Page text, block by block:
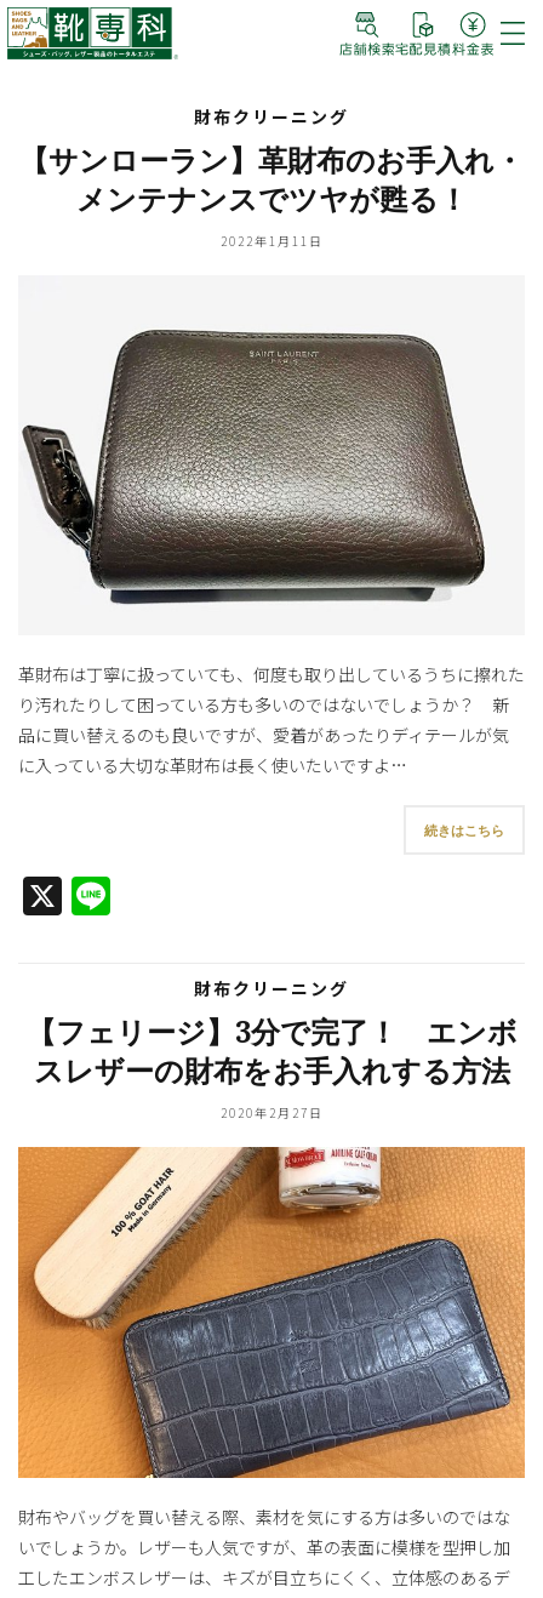
財布クリーニング
【サンローラン】革財布のお手入れ・
メンテナンスでツヤが甦る！
2022年1月11日
革財布は丁寧に扱っていても、何度も取り出しているうちに擦れた
り汚れたりして困っている方も多いのではないでしょうか？ 新
品に買い替えるのも良いですが、愛着があったりディテールが気
に入っている大切な革財布は長く使いたいですよ…
続きはこちら
X
財布クリーニング
【フェリージ】3分で完了！ エンボ
スレザーの財布をお手入れする方法
2020年2月27日
財布やバッグを買い替える際、素材を気にする方は多いのではな
いでしょうか。レザーも人気ですが、革の表面に模様を型押し加
工したエンボスレザーは、キズが目立ちにくく、立体感のあるデ